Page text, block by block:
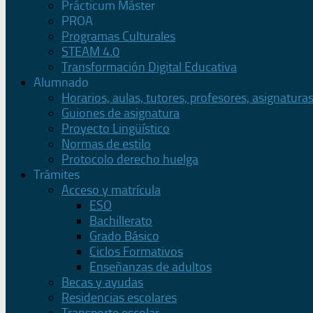
Prácticum Máster
PROA
Programas Culturales
STEAM 4.0
Transformación Digital Educativa
Alumnado
Horarios, aulas, tutores, profesores, asignaturas
Guiones de asignatura
Proyecto Lingüístico
Normas de estilo
Protocolo derecho huelga
Trámites
Acceso y matrícula
ESO
Bachillerato
Grado Básico
Ciclos Formativos
Enseñanzas de adultos
Becas y ayudas
Residencias escolares